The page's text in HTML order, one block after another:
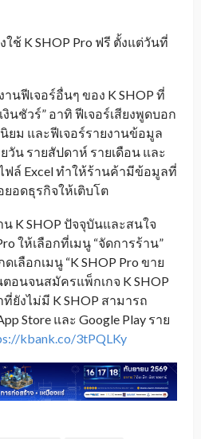
ใช้ K SHOP Pro ฟรี ตั้งแต่วันที่
นฟีเจอร์อื่นๆ ของ K SHOP ที่
งินชัวร์” อาทิ ฟีเจอร์เสียงพูดบอก
ยม และฟีเจอร์รายงานข้อมูล
วัน รายสัปดาห์ รายเดือน และ
ฟล์ Excel ทำให้ร้านค้ามีข้อมูลที่
อดธุรกิจให้เติบโต
K SHOP ปัจจุบันและสนใจ
ให้เลือกที่เมนู “จัดการร้าน”
เลือกเมนู “K SHOP Pro ขาย
อนจนสมัครแพ็กเกจ K SHOP
ยังไม่มี K SHOP สามารถ
Store และ Google Play ราย
kbank.co/3tPQLKy